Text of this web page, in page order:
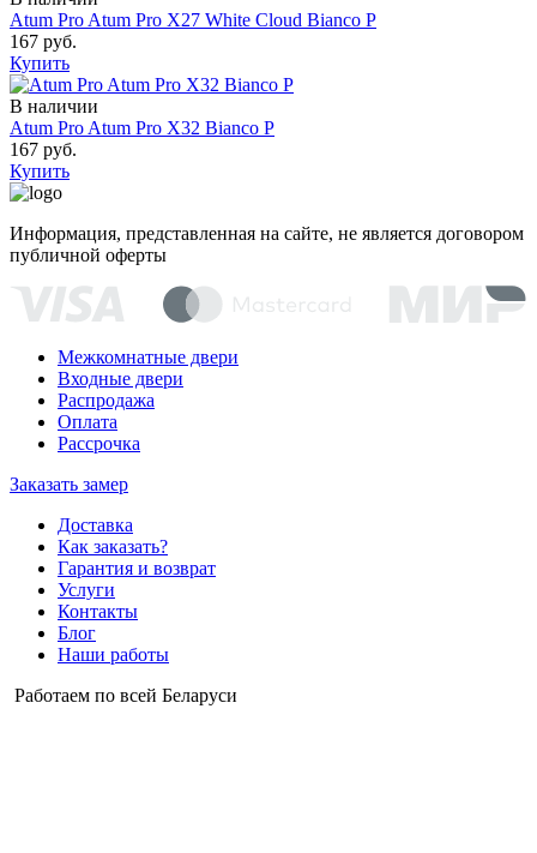
Atum Pro Atum Pro Х27 White Cloud Bianco Р
167 руб.
Купить
В наличии
Atum Pro Atum Pro Х32 Bianco Р
167 руб.
Купить
Информация, представленная на сайте, не является договором
публичной оферты
Межкомнатные двери
Входные двери
Распродажа
Оплата
Рассрочка
Заказать замер
Доставка
Как заказать?
Гарантия и возврат
Услуги
Контакты
Блог
Наши работы
Работаем по всей Беларуси